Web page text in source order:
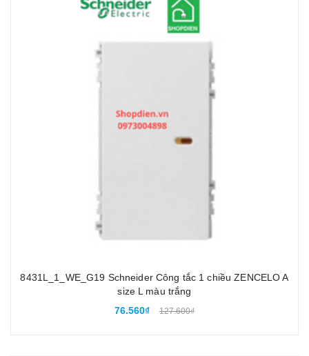
8431L_1_WE_G19 Schneider Công tắc 1 chiều ZENCELO A
size L màu trắng
76.560₫
127.600₫